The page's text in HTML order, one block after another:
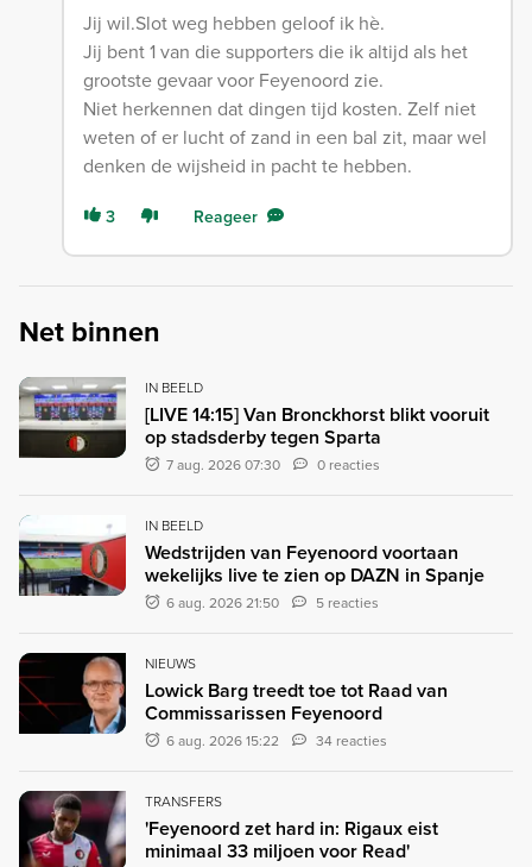
Jij wil.Slot weg hebben geloof ik hè.
Jij bent 1 van die supporters die ik altijd als het
grootste gevaar voor Feyenoord zie.
Niet herkennen dat dingen tijd kosten. Zelf niet
weten of er lucht of zand in een bal zit, maar wel
denken de wijsheid in pacht te hebben.
3 Reageer
Net binnen
IN BEELD
[LIVE 14:15] Van Bronckhorst blikt vooruit
op stadsderby tegen Sparta
7 aug. 2026 07:30 0 reacties
IN BEELD
Wedstrijden van Feyenoord voortaan
wekelijks live te zien op DAZN in Spanje
6 aug. 2026 21:50 5 reacties
NIEUWS
Lowick Barg treedt toe tot Raad van
Commissarissen Feyenoord
6 aug. 2026 15:22 34 reacties
TRANSFERS
'Feyenoord zet hard in: Rigaux eist
minimaal 33 miljoen voor Read'